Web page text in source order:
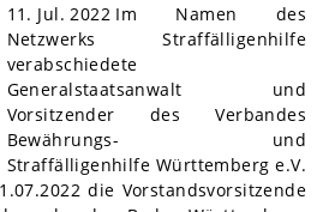
11. Jul. 2022 Im Namen des
Netzwerks Straffälligenhilfe
verabschiedete
Generalstaatsanwalt und
Vorsitzender des Verbandes
Bewährungs- und
Straffälligenhilfe Württemberg e.V.
die Vorstandsvorsitzende